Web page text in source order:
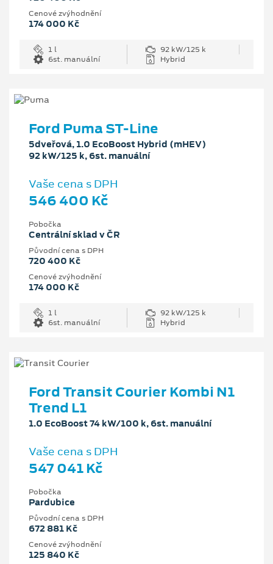
Cenové zvýhodnění
174 000 Kč
1 l
92 kW/125 k
6st. manuální
Hybrid
Ford Puma ST-Line
5dveřová, 1.0 EcoBoost Hybrid (mHEV)
92 kW/125 k, 6st. manuální
Vaše cena s DPH
546 400 Kč
Pobočka
Centrální sklad v ČR
Původní cena s DPH
720 400 Kč
Cenové zvýhodnění
174 000 Kč
1 l
92 kW/125 k
6st. manuální
Hybrid
Ford Transit Courier Kombi N1
Trend L1
1.0 EcoBoost 74 kW/100 k, 6st. manuální
Vaše cena s DPH
547 041 Kč
Pobočka
Pardubice
Původní cena s DPH
672 881 Kč
Cenové zvýhodnění
125 840 Kč